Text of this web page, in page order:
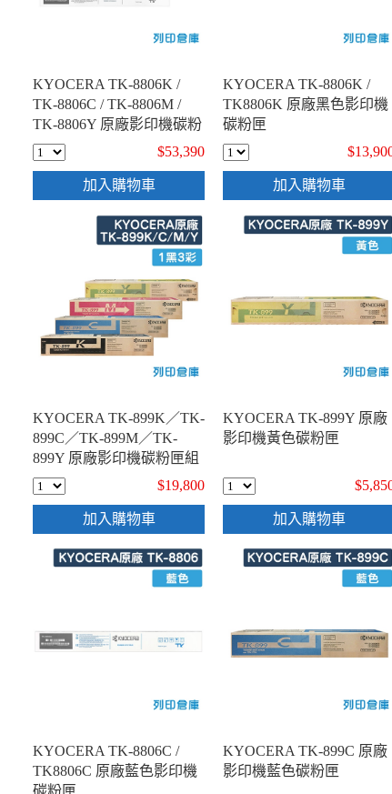
KYOCERA TK-8806K /
TK-8806C / TK-8806M /
TK-8806Y 原廠影印機碳粉
匣超值組(1黑3彩)
$53,390
加入購物車
KYOCERA TK-8806K /
TK8806K 原廠黑色影印機
碳粉匣
加入購物車
KYOCERA TK-899K／TK-
899C／TK-899M／TK-
899Y 原廠影印機碳粉匣組
(1黑3彩)
$19,800
加入購物車
KYOCERA TK-899Y 原廠
影印機黃色碳粉匣
加入購物車
KYOCERA TK-8806C /
TK8806C 原廠藍色影印機
KYOCERA TK-899C 原廠
影印機藍色碳粉匣